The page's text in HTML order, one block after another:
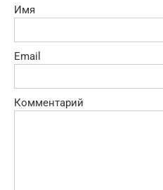
Имя
Email
Комментарий